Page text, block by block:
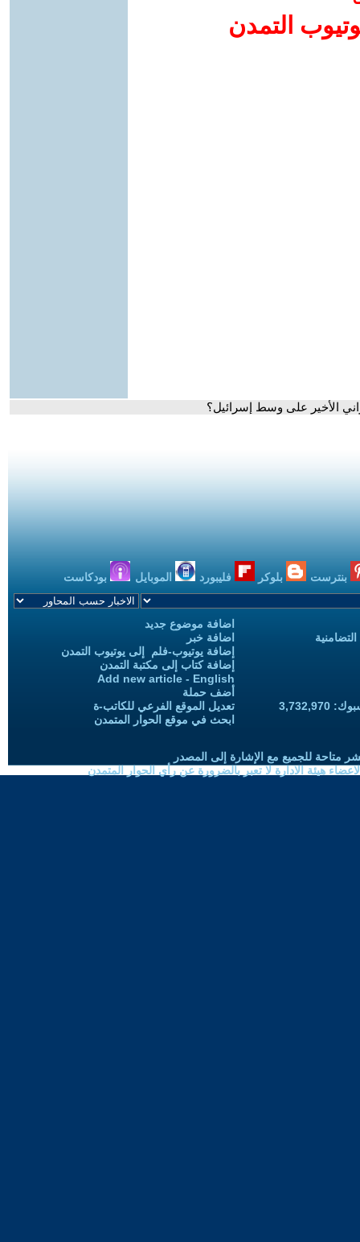
التمدن
الأخير على وسط إسرائيل؟
بنترست بلوكر فليبورد الموبايل بودكاست
اضافة موضوع جديد
اضافة خبر
إضافة يوتيوب-فلم إلى يوتيوب التمدن
إضافة كتاب إلى مكتبة التمدن
Add new article - English
أضف حملة
تعديل الموقع الفرعي للكاتب-ة
ابحث في موقع الحوار المتمدن
متاحة للجميع مع الإشارة إلى المصدر
هيئة الادارة لا تعبر بالضرورة عن رأي الحوار المتمدن